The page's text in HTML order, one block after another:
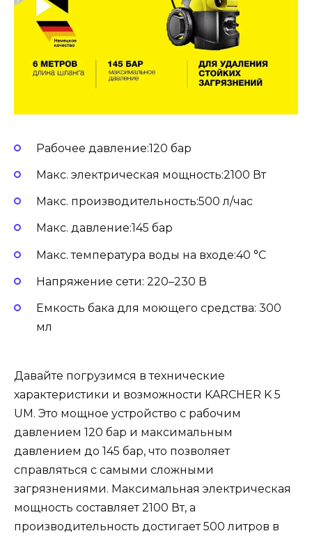
Рабочее давление:120 бар
Макс. электрическая мощность:2100 Вт
Макс. производительность:500 л/час
Макс. давление:145 бар
Макс. температура воды на входе:40 °С
Напряжение сети: 220–230 В
Емкость бака для моющего средства: 300
мл
Давайте погрузимся в технические
характеристики и возможности KARCHER K 5
UM. Это мощное устройство с рабочим
давлением 120 бар и максимальным
давлением до 145 бар, что позволяет
справляться с самыми сложными
загрязнениями. Максимальная электрическая
мощность составляет 2100 Вт, а
производительность достигает 500 литров в